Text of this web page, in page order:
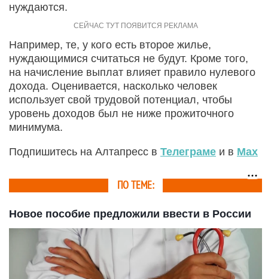
нуждаются.
Например, те, у кого есть второе жилье,
нуждающимися считаться не будут. Кроме того,
на начисление выплат влияет правило нулевого
дохода. Оценивается, насколько человек
использует свой трудовой потенциал, чтобы
уровень доходов был не ниже прожиточного
минимума.
Подпишитесь на Алтапресс в Телеграме и в Max
ПО ТЕМЕ:
Новое пособие предложили ввести в России